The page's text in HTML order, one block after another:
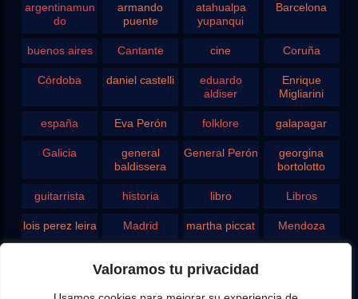
Valoramos tu privacidad
argentinamun
do
armando
puente
atahualpa
yupanqui
Barcelona
buenos aires Cantante cine Coruña
Córdoba daniel castelli
eduardo
aldiser
Enrique
Migliarini
españa Eva Perón folklore galapagar
Galicia
general
baldissera
General Perón
georgina
bortolotto
guitarrista historia libro Libros
lois perez leira Madrid martha piccat Mendoza